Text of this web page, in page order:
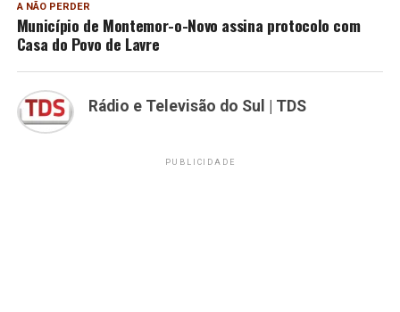
A NÃO PERDER
Município de Montemor-o-Novo assina protocolo com
Casa do Povo de Lavre
Rádio e Televisão do Sul | TDS
PUBLICIDADE